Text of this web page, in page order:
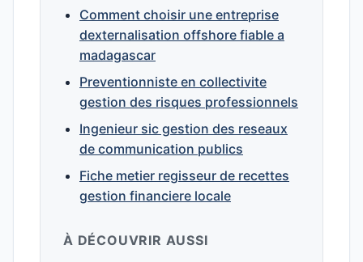
Comment choisir une entreprise
dexternalisation offshore fiable a
madagascar
Preventionniste en collectivite
gestion des risques professionnels
Ingenieur sic gestion des reseaux
de communication publics
Fiche metier regisseur de recettes
gestion financiere locale
À DÉCOUVRIR AUSSI